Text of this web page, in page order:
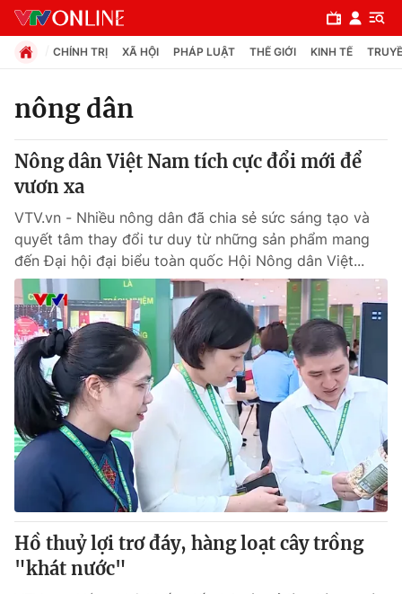
Chuyên mục
Chính trị
Xã hội
Pháp luật
Y tế
Thế giới
Tin tức
Thế giới đó đây
Câu chuyện quốc tế
Kinh tế
Tài chính
Thị trường
Góc doanh nghiệp
Dữ liệu và đời sống
Truyền hình
CHÍNH TRỊ XÃ HỘI PHÁP LUẬT THẾ GIỚI KINH TẾ
nông dân
Nông dân Việt Nam tích cực đổi mới để
vươn xa
VTV.vn - Nhiều nông dân đã chia sẻ sức sáng tạo và
quyết tâm thay đổi tư duy từ những sản phẩm mang
đến Đại hội đại biểu toàn quốc Hội Nông dân Việt...
Hồ thuỷ lợi trơ đáy, hàng loạt cây trồng
"khát nước"